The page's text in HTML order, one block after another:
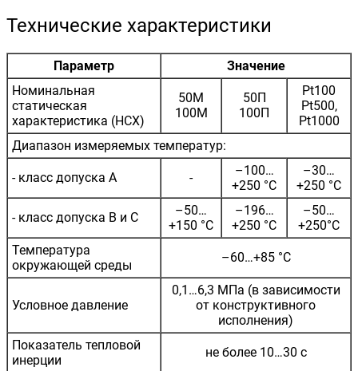
Технические характеристики
Параметр
Значение
Номинальная
статическая
характеристика (НСХ)
50М
100М
50П
100П
Pt100
Pt500,
Pt1000
Диапазон измеряемых температур:
- класс допуска А -
–100…
+250 °C
–30…
+250 °C
- класс допуска В и С
–50…
+150 °C
–196…
+250 °C
–50…
+250°C
Температура
окружающей среды
–60…+85 °C
Условное давление
0,1…6,3 МПа (в зависимости
от конструктивного
исполнения)
Показатель тепловой
инерции
не более 10…30 с